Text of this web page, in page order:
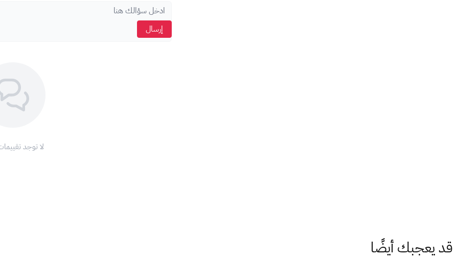
apple.com/us/go/legal/gc
5- صادر عن شركة Apple Value Services، LLC (AVS). © 2023 Apple Inc. جميع الحقوق محفوظة. إرسال
لا توجد
قد يعجبك أيضًا